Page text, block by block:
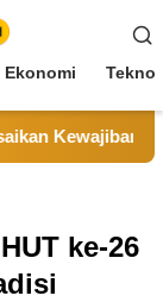
Ekonomi
untuk
ke-26